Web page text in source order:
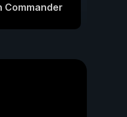
Commander